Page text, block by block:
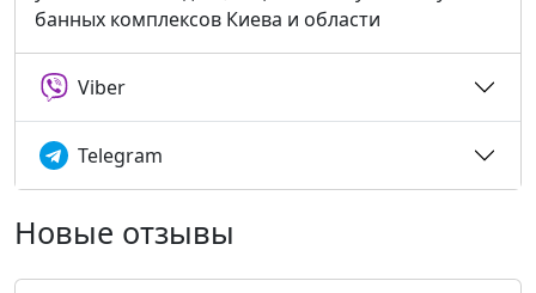
банных комплексов Киева и области
Viber
Telegram
Новые отзывы